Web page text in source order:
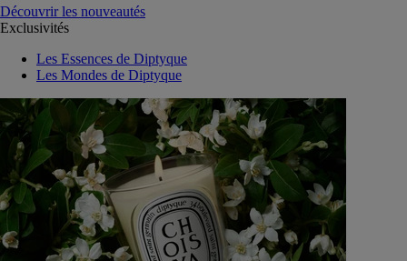
Découvrir les nouveautés
Exclusivités
Les Essences de Diptyque
Les Mondes de Diptyque